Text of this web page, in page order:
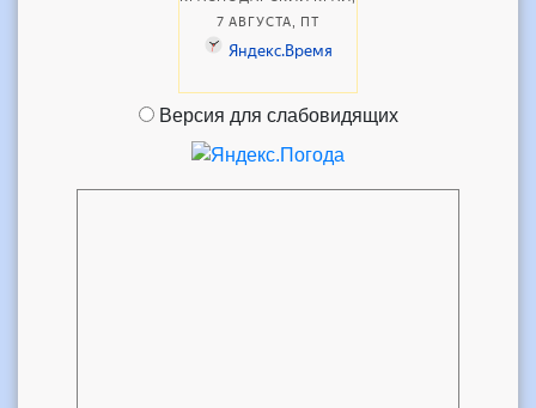
Версия для слабовидящих